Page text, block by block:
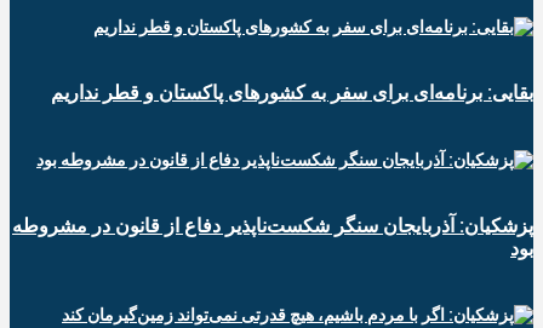
بقایی: برنامه‌ای برای سفر به کشورهای پاکستان و قطر نداریم
پزشکیان: آذربایجان سنگر شکست‌ناپذیر دفاع از قانون در مشروطه
بود